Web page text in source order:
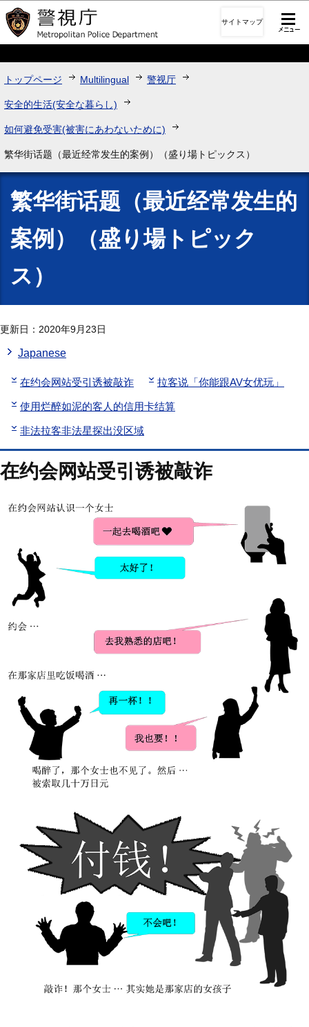
このページの本文へ移動
サイトマップ
トップページ Multilingual 警视厅
安全的生活(安全な暮らし)
如何避免受害(被害にあわないために)
繁华街话题（最近经常发生的案例）（盛り場トピックス）
繁华街话题（最近经常发生的
案例）（盛り場トピック
ス）
更新日：2020年9月23日
Japanese
在约会网站受引诱被敲诈 拉客说「你能跟AV女优玩」
使用烂醉如泥的客人的信用卡结算
非法拉客非法星探出没区域
在约会网站受引诱被敲诈